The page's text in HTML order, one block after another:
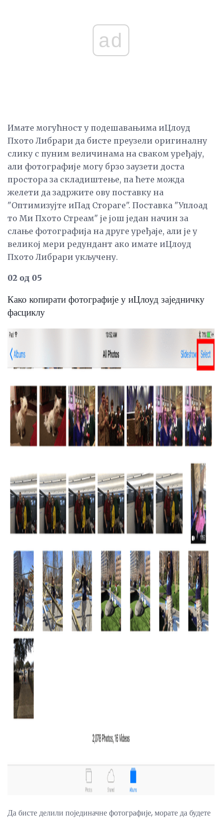
ad
Имате могућност у подешавањима иЦлоуд
Пхото Либрари да бисте преузели оригиналну
слику с пуним величинама на сваком уређају,
али фотографије могу брзо заузети доста
простора за складиштење, па ћете можда
желети да задржите ову поставку на
"Оптимизујте иПад Стораге". Поставка "Уплоад
то Ми Пхото Стреам" је још један начин за
слање фотографија на друге уређаје, али је у
великој мери редундант ако имате иЦлоуд
Пхото Либрари укључену.
02 од 05
Како копирати фотографије у иЦлоуд заједничку
фасциклу
Да бисте делили појединачне фотографије, морате да будете